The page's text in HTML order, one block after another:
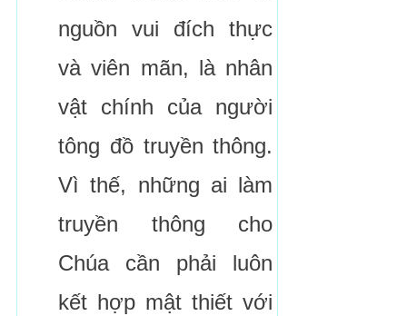
nguồn vui đích thực
và viên mãn, là nhân
vật chính của người
tông đồ truyền thông.
Vì thế, những ai làm
truyền thông cho
Chúa cần phải luôn
kết hợp mật thiết với